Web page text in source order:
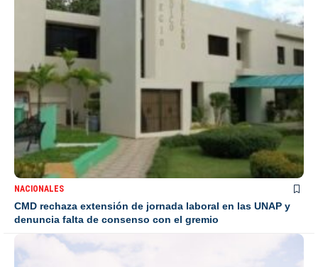
NACIONALES
CMD rechaza extensión de jornada laboral en las UNAP y
denuncia falta de consenso con el gremio